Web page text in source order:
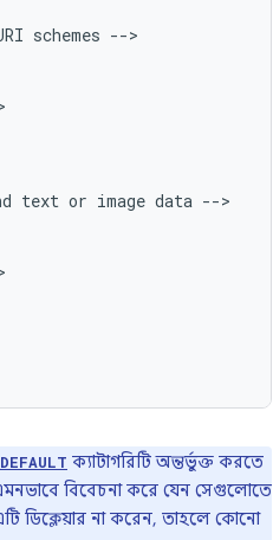
schemes
text or image data
ক্যাটাগরিটি অন্তর্ভুক্ত করতে
বিবেচনা করে যেন সেগুলোতে
ডিক্লেয়ার না করেন, তাহলে কোনো